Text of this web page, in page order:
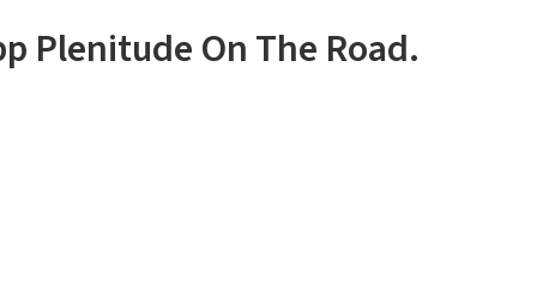
Plenitude On The Road.